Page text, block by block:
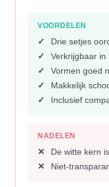
VOORDELEN
Drie setjes
Verkrijgbaar in
Vormen goed
Makkelijk
Inclusief
NADELEN
De witte kern
Niet-